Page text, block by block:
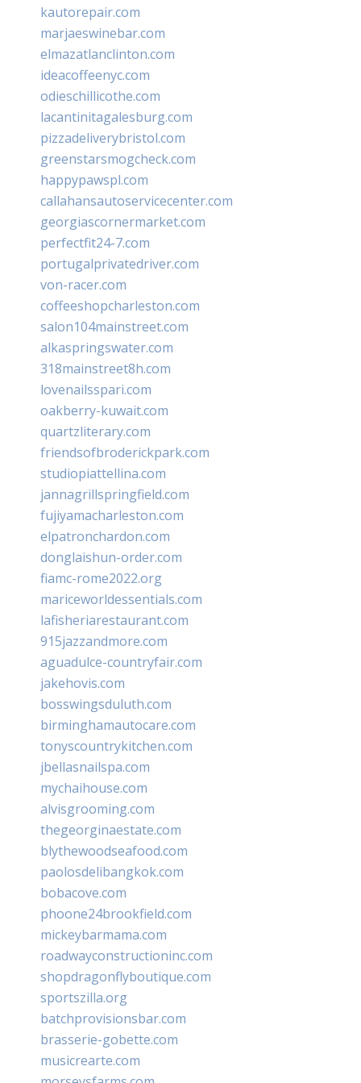
kautorepair.com
marjaeswinebar.com
elmazatlanclinton.com
ideacoffeenyc.com
odieschillicothe.com
lacantinitagalesburg.com
pizzadeliverybristol.com
greenstarsmogcheck.com
happypawspl.com
callahansautoservicecenter.com
georgiascornermarket.com
perfectfit24-7.com
portugalprivatedriver.com
von-racer.com
coffeeshopcharleston.com
salon104mainstreet.com
alkaspringswater.com
318mainstreet8h.com
lovenailsspari.com
oakberry-kuwait.com
quartzliterary.com
friendsofbroderickpark.com
studiopiattellina.com
jannagrillspringfield.com
fujiyamacharleston.com
elpatronchardon.com
donglaishun-order.com
fiamc-rome2022.org
mariceworldessentials.com
lafisheriarestaurant.com
915jazzandmore.com
aguadulce-countryfair.com
jakehovis.com
bosswingsduluth.com
birminghamautocare.com
tonyscountrykitchen.com
jbellasnailspa.com
mychaihouse.com
alvisgrooming.com
thegeorginaestate.com
blythewoodseafood.com
paolosdelibangkok.com
bobacove.com
phoone24brookfield.com
mickeybarmama.com
roadwayconstructioninc.com
shopdragonflyboutique.com
sportszilla.org
batchprovisionsbar.com
brasserie-gobette.com
musicrearte.com